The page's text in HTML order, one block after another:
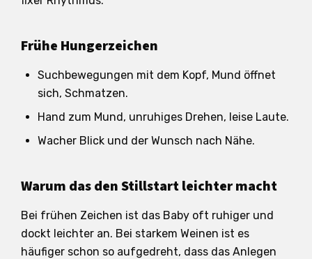
Frühe Hungerzeichen
Suchbewegungen mit dem Kopf, Mund öffnet
sich, Schmatzen.
Hand zum Mund, unruhiges Drehen, leise Laute.
Wacher Blick und der Wunsch nach Nähe.
Warum das den Stillstart leichter macht
Bei frühen Zeichen ist das Baby oft ruhiger und
dockt leichter an. Bei starkem Weinen ist es
häufiger schon so aufgedreht, dass das Anlegen